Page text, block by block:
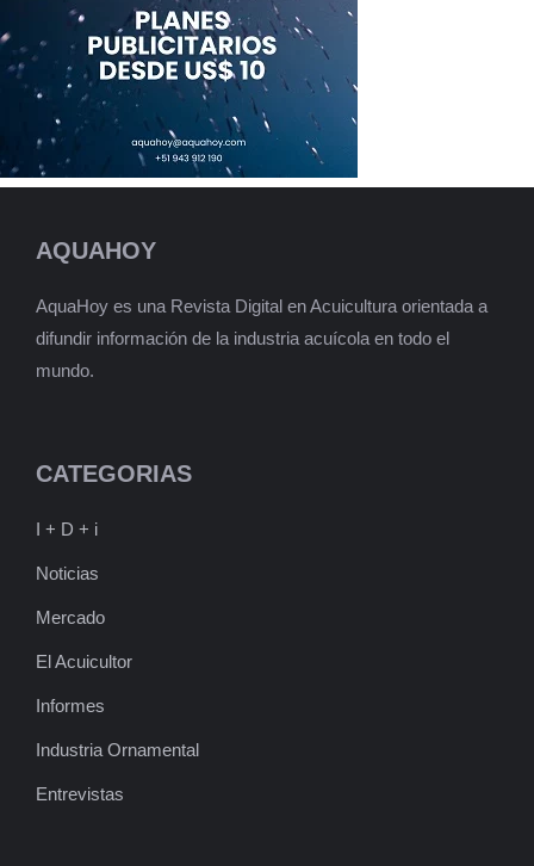
AQUAHOY
AquaHoy es una Revista Digital en Acuicultura orientada a
difundir información de la industria acuícola en todo el
mundo.
CATEGORIAS
I + D + i
Noticias
Mercado
El Acuicultor
Informes
Industria Ornamental
Entrevistas